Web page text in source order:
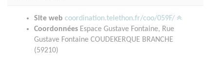
Site web coordination.telethon.fr/coo/059F/
Coordonnées Espace Gustave Fontaine, Rue
Gustave Fontaine COUDEKERQUE BRANCHE
(59210)